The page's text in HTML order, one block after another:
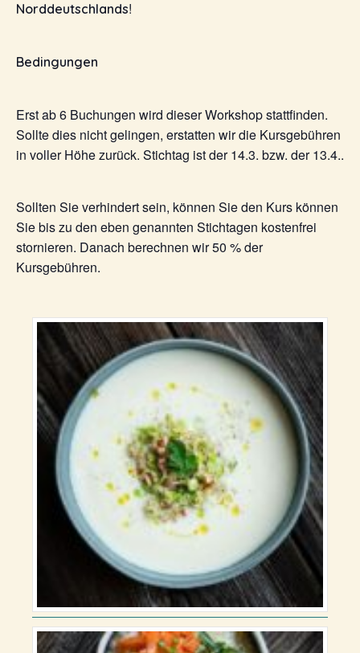
Norddeutschlands!
Bedingungen
Erst ab 6 Buchungen wird dieser Workshop stattfinden.
Sollte dies nicht gelingen, erstatten wir die Kursgebühren
in voller Höhe zurück. Stichtag ist der 14.3. bzw. der 13.4..
Sollten Sie verhindert sein, können Sie den Kurs können
Sie bis zu den eben genannten Stichtagen kostenfrei
stornieren. Danach berechnen wir 50 % der
Kursgebühren.